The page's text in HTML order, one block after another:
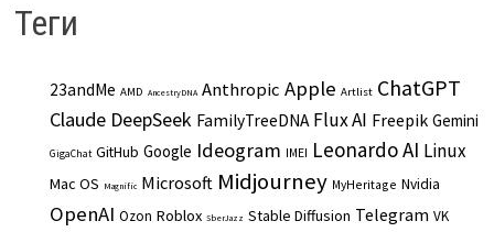
Теги
23andMe AMD AncestryDNA Anthropic Apple Artlist ChatGPT
Claude DeepSeek FamilyTreeDNA Flux AI Freepik Gemini
GigaChat GitHub Google Ideogram IMEI Leonardo AI Linux
Mac OS Magnific Microsoft Midjourney MyHeritage Nvidia
OpenAI Ozon Roblox SberJazz Stable Diffusion Telegram VK